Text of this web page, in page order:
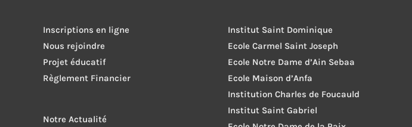
Inscriptions en ligne
Nous rejoindre
Projet éducatif
Règlement Financier
Notre Actualité
Institut Saint Dominique
Ecole Carmel Saint Joseph
Ecole Notre Dame d’Ain Sebaa
Ecole Maison d’Anfa
Institution Charles de Foucauld
Institut Saint Gabriel